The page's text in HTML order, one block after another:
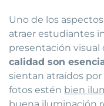
Uno de los
atraer estudiantes
presentación visual
calidad son
sientan atraídos
fotos estén bien